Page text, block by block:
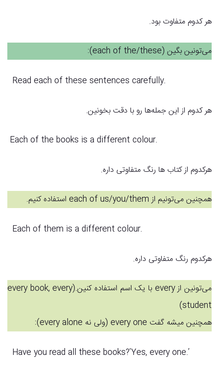
هر کدوم متفاوت بود.
می‌تونین بگین (each of the/these):
Read each of these sentences carefully.
هر کدوم از این جمله‌ها رو با دقت بخونین.
Each of the books is a different colour.
هرکدوم از کتاب ها رنگ متفاوتی داره.
همچنین می‌تونیم از each of us/you/them استفاده کنیم.
Each of them is a different colour.
هرکدوم رنگ متفاوتی داره.
می‌تونین از every با یک اسم استفاده کنین.(every book, every
student)
همچنین میشه گفت every one (ولی نه every alone):
Have you read all these books?’Yes, every one.’